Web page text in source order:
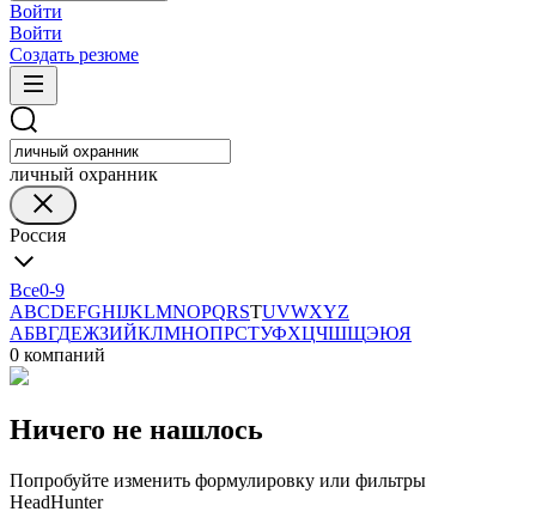
Войти
Войти
Создать резюме
личный охранник
Россия
Все0-9
ABCDEFGHIJKLMNOPQRSTUVWXYZ
АБВГДЕЖЗИЙКЛМНОПРСТУФХЦЧШЩЭЮЯ
0 компаний
Ничего не нашлось
Попробуйте изменить формулировку или фильтры
HeadHunter